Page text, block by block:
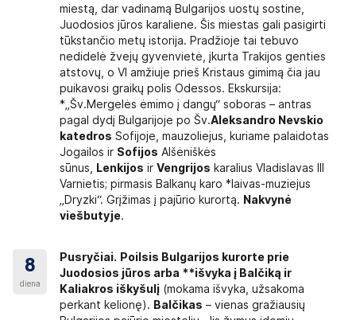
miestą, dar vadinamą Bulgarijos uostų sostine,
Juodosios jūros karaliene. Šis miestas gali pasigirti
tūkstančio metų istorija. Pradžioje tai tebuvo
nedidelė žvejų gyvenvietė, įkurta Trakijos genties
atstovų, o VI amžiuje prieš Kristaus gimimą čia jau
puikavosi graikų polis Odessos. Ekskursija:
*„Šv.Mergelės ėmimo į dangų“ soboras – antras
pagal dydį Bulgarijoje po Šv.Aleksandro Nevskio
katedros Sofijoje, mauzoliejus, kuriame palaidotas
Jogailos ir Sofijos Alšėniškės
sūnus,
Lenkijos irVengrijos karalius Vladislavas III
Varnietis; pirmasis Balkanų karo *laivas-muziejus
„Dryzki“. Grįžimas į pajūrio kurortą. Nakvynė
viešbutyje.
8
diena
Pusryčiai. Poilsis Bulgarijos kurorte prie
Juodosios jūros arba **išvyka į Balčiką ir
Kaliakros iškyšulį (mokama išvyka, užsakoma
perkant kelionę). Balčikas – vienas gražiausių